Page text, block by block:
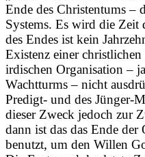
Ende des Christentums –
Systems. Es wird die Zeit
des Endes ist kein
Existenz einer
irdischen Organisation –
Wachtturms – nicht
Predigt- und des Jünger-
dieser Zweck jedoch zur
dann ist das das Ende
benutzt, um den Willen